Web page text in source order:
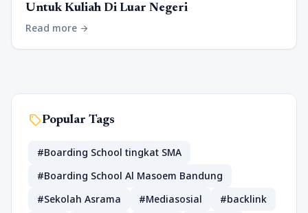
Untuk Kuliah Di Luar Negeri
Read more arrow_forward
sellPopular Tags
#Boarding School tingkat SMA
#Boarding School Al Masoem Bandung
#Sekolah Asrama
#Mediasosial
#backlink